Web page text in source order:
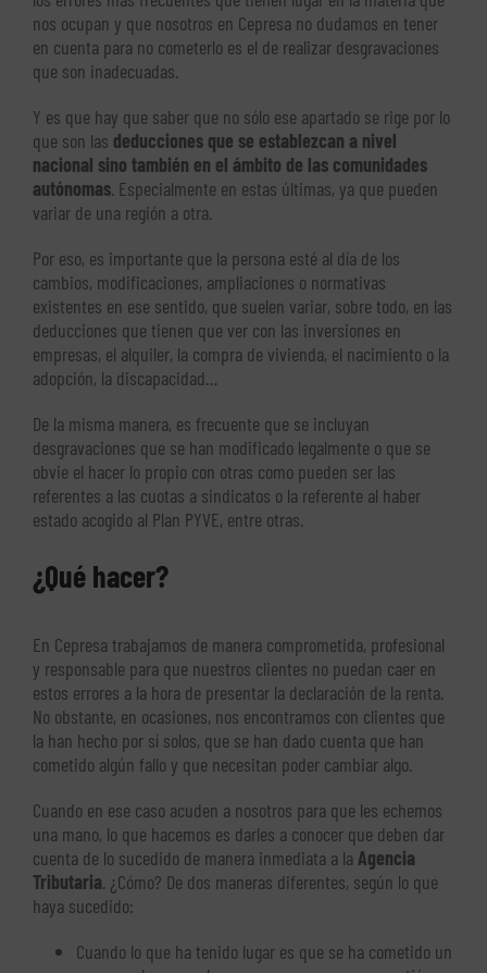
nos ocupan y que nosotros en Cepresa no dudamos en tener
en cuenta para no cometerlo es el de realizar desgravaciones
que son inadecuadas.
Y es que hay que saber que no sólo ese apartado se rige por lo
que son las deducciones que se establezcan a nivel
nacional sino también en el ámbito de las comunidades
autónomas. Especialmente en estas últimas, ya que pueden
variar de una región a otra.
Por eso, es importante que la persona esté al día de los
cambios, modificaciones, ampliaciones o normativas
existentes en ese sentido, que suelen variar, sobre todo, en las
deducciones que tienen que ver con las inversiones en
empresas, el alquiler, la compra de vivienda, el nacimiento o la
adopción, la discapacidad…
De la misma manera, es frecuente que se incluyan
desgravaciones que se han modificado legalmente o que se
obvie el hacer lo propio con otras como pueden ser las
referentes a las cuotas a sindicatos o la referente al haber
estado acogido al Plan PYVE, entre otras.
¿Qué hacer?
En Cepresa trabajamos de manera comprometida, profesional
y responsable para que nuestros clientes no puedan caer en
estos errores a la hora de presentar la declaración de la renta.
No obstante, en ocasiones, nos encontramos con clientes que
la han hecho por sí solos, que se han dado cuenta que han
cometido algún fallo y que necesitan poder cambiar algo.
Cuando en ese caso acuden a nosotros para que les echemos
una mano, lo que hacemos es darles a conocer que deben dar
cuenta de lo sucedido de manera inmediata a la Agencia
Tributaria. ¿Cómo? De dos maneras diferentes, según lo que
haya sucedido:
Cuando lo que ha tenido lugar es que se ha cometido un